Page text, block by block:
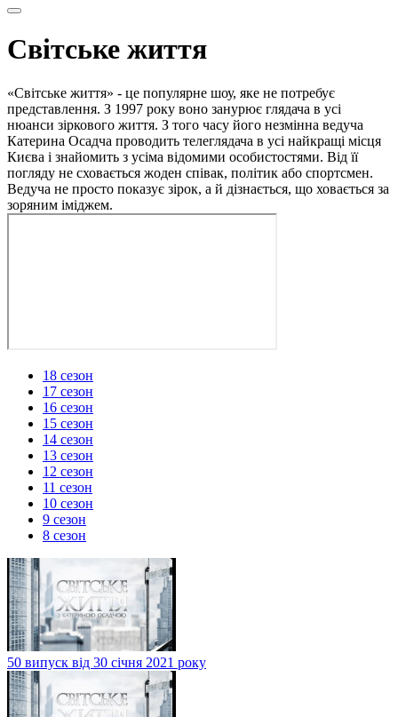
Світське життя
«Світське життя» - це популярне шоу, яке не потребує
представлення. З 1997 року воно занурює глядача в усі
нюанси зіркового життя. З того часу його незмінна ведуча
Катерина Осадча проводить телеглядача в усі найкращі місця
Києва і знайомить з усіма відомими особистостями. Від її
погляду не сховається жоден співак, політик або спортсмен.
Ведуча не просто показує зірок, а й дізнається, що ховається за
зоряним іміджем.
18 сезон
17 сезон
16 сезон
15 сезон
14 сезон
13 сезон
12 сезон
11 сезон
10 сезон
9 сезон
8 сезон
50 випуск від 30 січня 2021 року